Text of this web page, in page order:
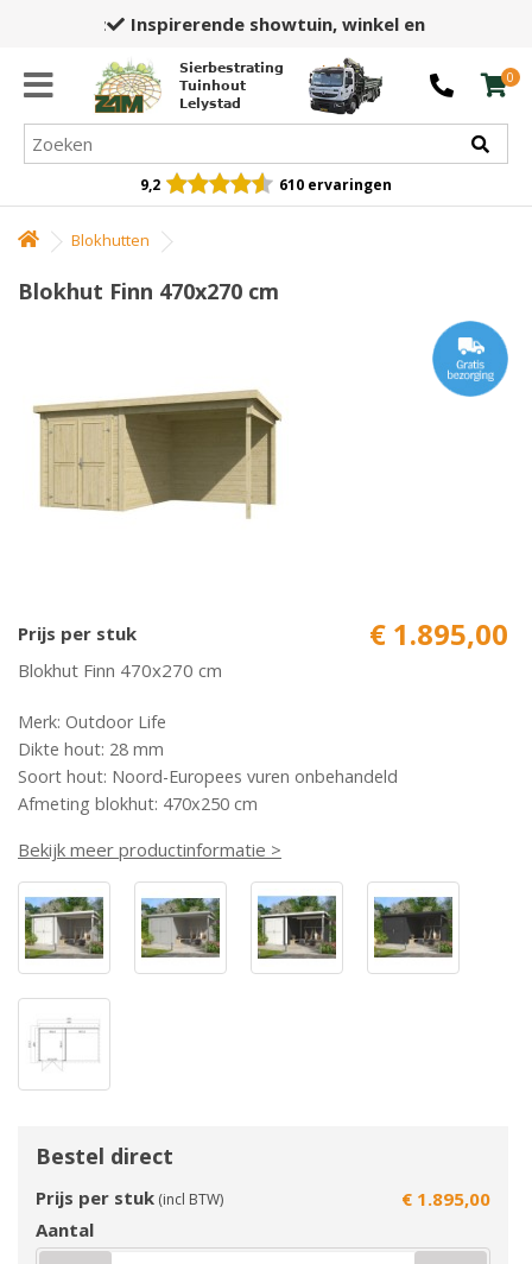
Inspirerende showtuin,winkel en opslag
Sierbestrating
Tuinhout
Lelystad
0
9,2 610 ervaringen
Blokhutten
Blokhut Finn 470x270 cm
Prijs per stuk € 1.895,00
Blokhut Finn 470x270 cm
Merk: Outdoor Life
Dikte hout: 28 mm
Soort hout: Noord-Europees vuren onbehandeld
Afmeting blokhut: 470x250 cm
Bekijk meer productinformatie >
Bestel direct
Prijs per stuk (incl BTW)
€ 1.895,00
Aantal